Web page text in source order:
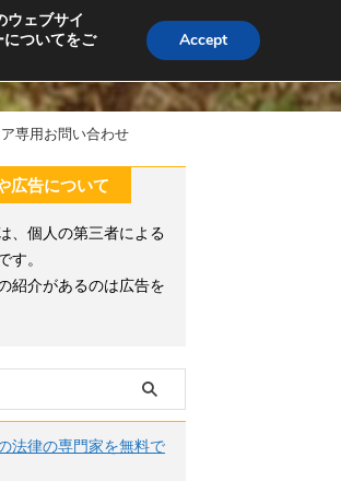
ア専用お問い合わせ
広告について
、個人の第三者による
す。
紹介があるのは広告を
法律の専門家を無料で
ェブサイ
ついてをご
Accept